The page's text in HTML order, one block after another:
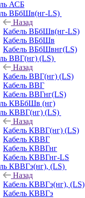
АСБ
ВБбШв(нг-LS)
Назад
Кабель ВБбШв(нг-LS)
Кабель ВБбШв
Кабель ВБбШвнг(LS)
ВВГ(нг) (LS)
Назад
Кабель ВВГ(нг) (LS)
Кабель ВВГ
Кабель ВВГнг(LS)
КВБбШв (нг)
КВВГ(нг) (LS)
Назад
Кабель КВВГ(нг) (LS)
Кабель КВВГ
Кабель КВВГнг
Кабель КВВГнг-LS
КВВГэ(нг), (LS)
Назад
Кабель КВВГэ(нг), (LS)
Кабель КВВГэ